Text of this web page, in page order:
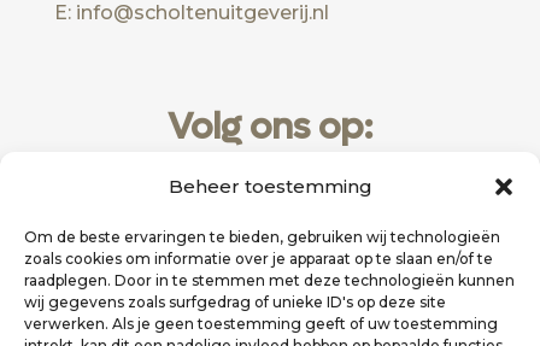
Beheer toestemming
Om de beste ervaringen te bieden, gebruiken wij technologieën
zoals cookies om informatie over je apparaat op te slaan en/of te
raadplegen. Door in te stemmen met deze technologieën kunnen
wij gegevens zoals surfgedrag of unieke ID's op deze site
verwerken. Als je geen toestemming geeft of uw toestemming
E: info@scholtenuitgeverij.nl
Volg ons op: